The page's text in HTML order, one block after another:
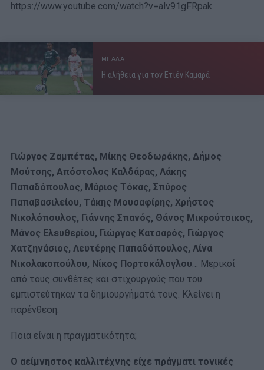
https://www.youtube.com/watch?v=alv91gFRpak
ΜΠΑΛΑ
Η αλήθεια για τον Ετιέν Καμαρά
Γιώργος Ζαμπέτας, Μίκης Θεοδωράκης, Δήμος
Μούτσης, Απόστολος Καλδάρας, Λάκης
Παπαδόπουλος, Μάριος Τόκας, Σπύρος
Παπαβασιλείου, Τάκης Μουσαφίρης, Χρήστος
Νικολόπουλος, Γιάννης Σπανός, Θάνος Μικρούτσικος,
Μάνος Ελευθερίου, Γιώργος Κατσαρός, Γιώργος
Χατζηνάσιος, Λευτέρης Παπαδόπουλος, Λίνα
Νικολακοπούλου, Νίκος Πορτοκάλογλου … Μερικοί
από τους συνθέτες και στιχουργούς που του
εμπιστεύτηκαν τα δημιουργήματά τους. Κλείνει η
παρένθεση.
Ποια είναι η πραγματικότητα;
Ο αείμνηστος καλλιτέχνης είχε πράγματι τονικές